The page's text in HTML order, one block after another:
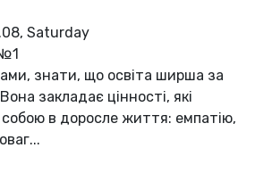
Saturday
знати, що освіта ширша за
закладає цінності, які
в доросле життя: емпатію,